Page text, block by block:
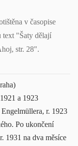
v časopise
text "Šaty dělají
str. 28".
a 1923
r. 1923
Po ukončení
1931 na dva měsíce